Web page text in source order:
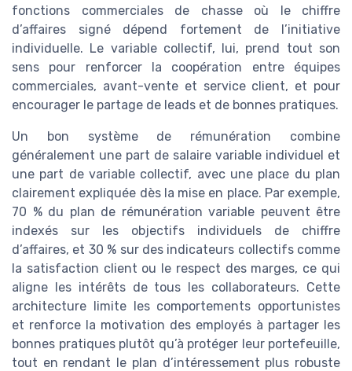
fonctions commerciales de chasse où le chiffre
d’affaires signé dépend fortement de l’initiative
individuelle. Le variable collectif, lui, prend tout son
sens pour renforcer la coopération entre équipes
commerciales, avant-vente et service client, et pour
encourager le partage de leads et de bonnes pratiques.
Un bon système de rémunération combine
généralement une part de salaire variable individuel et
une part de variable collectif, avec une place du plan
clairement expliquée dès la mise en place. Par exemple,
70 % du plan de rémunération variable peuvent être
indexés sur les objectifs individuels de chiffre
d’affaires, et 30 % sur des indicateurs collectifs comme
la satisfaction client ou le respect des marges, ce qui
aligne les intérêts de tous les collaborateurs. Cette
architecture limite les comportements opportunistes
et renforce la motivation des employés à partager les
bonnes pratiques plutôt qu’à protéger leur portefeuille,
tout en rendant le plan d’intéressement plus robuste